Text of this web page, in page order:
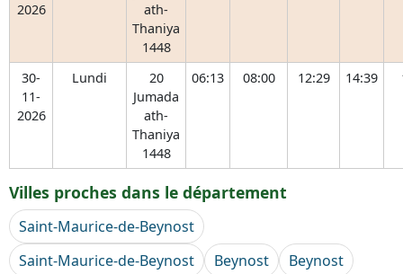
2026
ath-
Thaniya
1448
30-
11-
2026
Lundi
20
Jumada
ath-
Thaniya
1448
06:13 08:00 12:29 14:39
Villes proches dans le département
Saint-Maurice-de-Beynost
Saint-Maurice-de-Beynost
Beynost
Beynost